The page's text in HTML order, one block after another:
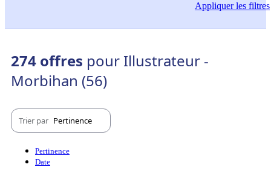
Appliquerles filtres
274 offres pour Illustrateur -
Morbihan (56)
Trier par Pertinence
Pertinence
Date